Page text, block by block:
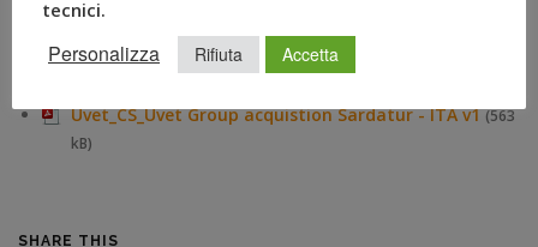
italiane e leader nel turismo. La mia missione è compiuta!”
Allegati
Uvet_CS_Uvet Group acquistion Sardatur - ITA v1 (563
kB)
SHARE THIS
tecnici.
Personalizza Rifiuta Accetta